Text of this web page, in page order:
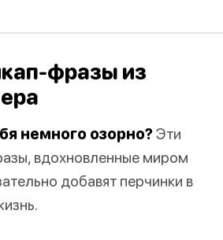
фразы из
немного озорно?Эти
вдохновленные миром
добавят перчинки в